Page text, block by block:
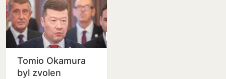
Tomio Okamura
byl zvolen